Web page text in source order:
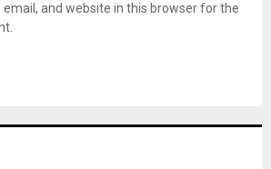
email, and website in this browser for the